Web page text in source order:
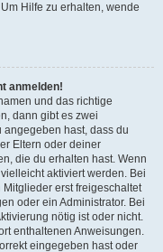
Hilfe zu erhalten, wende
anmelden!
und das richtige
dann gibt es zwei
angegeben hast, dass du
Eltern oder deiner
die du erhalten hast. Wenn
aktiviert werden. Bei
erst freigeschaltet
oder ein Administrator. Bei
nötig ist oder nicht.
enthaltenen Anweisungen.
eingegeben hast oder